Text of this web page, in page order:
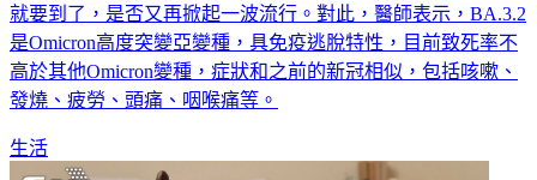
就要到了，是否又再掀起一波流行。對此，醫師表示，BA.3.2
是Omicron高度突變亞變種，具免疫逃脫特性，目前致死率不
高於其他Omicron變種，症狀和之前的新冠相似，包括咳嗽、
發燒、疲勞、頭痛、咽喉痛等。
生活